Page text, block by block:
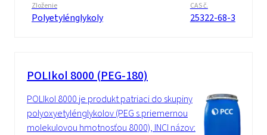
Zloženie
Polyetylénglykoly
CAS č.
25322-68-3
POLIkol 8000 (PEG-180)
POLIkol 8000 je produkt patriaci do skupiny
polyoxyetylénglykolov (PEG s priemernou
molekulovou hmotnosťou 8000), INCI názov: